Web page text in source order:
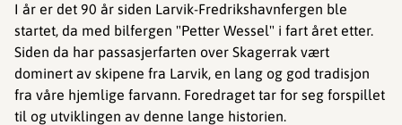
I år er det 90 år siden Larvik-Fredrikshavnfergen ble
startet, da med bilfergen "Petter Wessel" i fart året etter.
Siden da har passasjerfarten over Skagerrak vært
dominert av skipene fra Larvik, en lang og god tradisjon
fra våre hjemlige farvann. Foredraget tar for seg forspillet
til og utviklingen av denne lange historien.